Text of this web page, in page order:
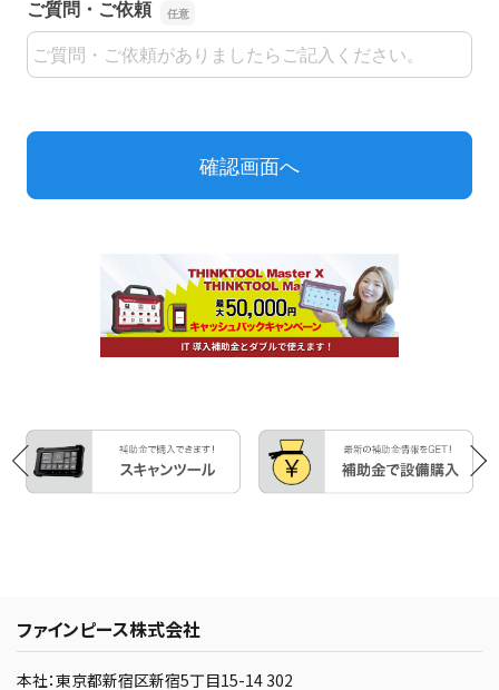
ファインピース株式会社
本社：東京都新宿区新宿5丁目15-14 302